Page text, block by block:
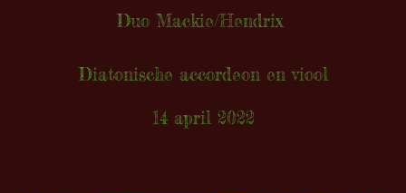
Duo Mackie/Hendrix
Diatonische accordeon en viool
14 april 2022